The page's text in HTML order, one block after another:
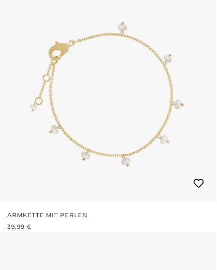
ARMKETTE MIT PERLEN
REGULÄRER PREIS:
39,99 €